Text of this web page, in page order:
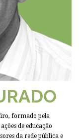
formado pela
de educação
da rede pública e